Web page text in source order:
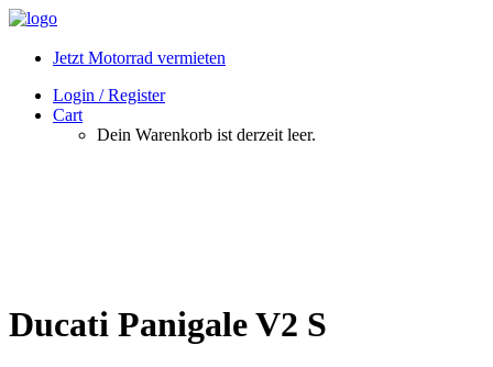
Jetzt Motorrad vermieten
Login / Register
Cart
Dein Warenkorb ist derzeit leer.
Ducati Panigale V2 S